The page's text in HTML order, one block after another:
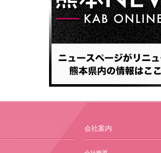
会社案内